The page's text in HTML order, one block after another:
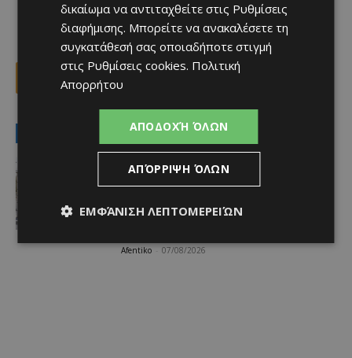
Ειδήσεις
ΚΕΡΑΙΕΣ ΣΤΙΣ ΒΡΕΤΑΝΙΚΕΣ ΒΑΣΕΙΣ –
συμμερίζονται τις ανησυχίες: «Κάθε
νέα ανάπτυξη απαιτεί ιδιαίτερη
Afentiko 07/08/2026
δικαίωμα να αντιταχθείτε στις Ρυθμίσεις
διαφήμισης. Μπορείτε να ανακαλέσετε τη
συγκατάθεσή σας οποιαδήποτε στιγμή
στις Ρυθμίσεις cookies. Πολιτική
Απορρήτου
ΑΠΟΔΟΧΉ ΌΛΩΝ
ΑΠΌΡΡΙΨΗ ΌΛΩΝ
ΕΜΦΆΝΙΣΗ ΛΕΠΤΟΜΕΡΕΙΏΝ